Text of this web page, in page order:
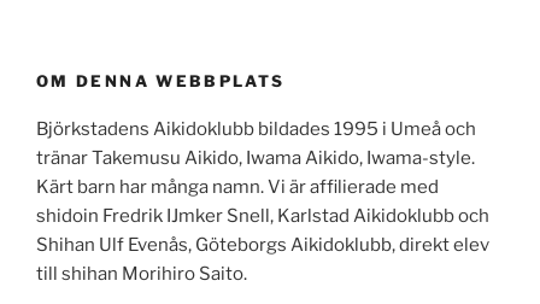
OM DENNA WEBBPLATS
Björkstadens Aikidoklubb bildades 1995 i Umeå och
tränar Takemusu Aikido, Iwama Aikido, Iwama-style.
Kärt barn har många namn. Vi är affilierade med
shidoin Fredrik IJmker Snell, Karlstad Aikidoklubb och
Shihan Ulf Evenås, Göteborgs Aikidoklubb, direkt elev
till shihan Morihiro Saito.